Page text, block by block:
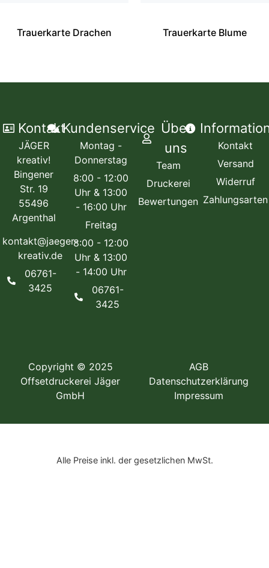
Trauerkarte Drachen Trauerkarte Blume
Kontakt
JÄGER
kreativ!
Bingener
Str. 19
55496
Argenthal
kontakt@jaeger-
kreativ.de
06761-
3425
Kundenservice
Montag -
Donnerstag
8:00 - 12:00
Uhr & 13:00
- 16:00 Uhr
Freitag
8:00 - 12:00
Uhr & 13:00
- 14:00 Uhr
06761-
3425
Über
uns
Team
Druckerei
Bewertungen
Kontakt
Versand
Widerruf
Zahlungsarten
Copyright © 2025
Offsetdruckerei Jäger
GmbH
AGB
Datenschutzerklärung
Impressum
Alle Preise inkl. der gesetzlichen MwSt.